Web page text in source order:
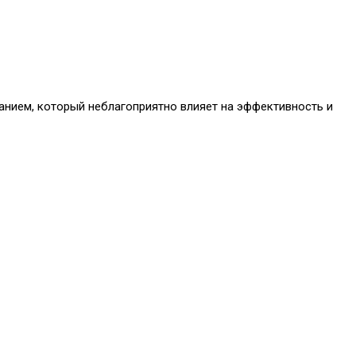
который неблагоприятно влияет на эффективность и